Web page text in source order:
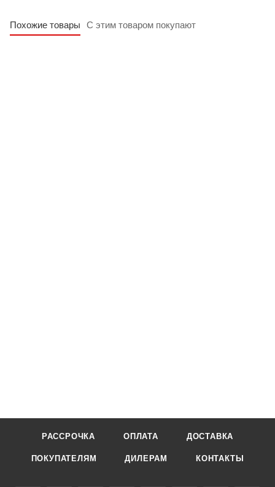
Похожие товары С этим товаром покупают
РАССРОЧКА ОПЛАТА ДОСТАВКА
ПОКУПАТЕЛЯМ ДИЛЕРАМ КОНТАКТЫ